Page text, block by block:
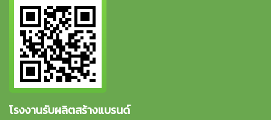
โรงงานรับผลิตสร้างแบรนด์